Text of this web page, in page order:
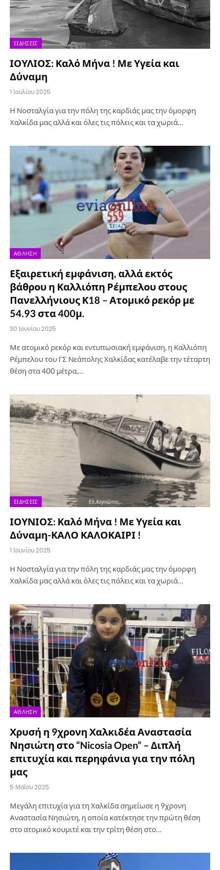
ΕΙΔΉΣΕΙΣ
ΙΟΥΛΙΟΣ: Καλό Μήνα ! Με Υγεία και
Δύναμη
1 Ιουλίου 2025
Η Νοσταλγία για την πόλη της καρδιάς μας την όμορφη
Χαλκίδα μας αλλά και όλες τις πόλεις και τα χωριά…
ΆΘΛΗΣΗ
Εξαιρετική εμφάνιση, αλλά εκτός
βάθρου η Καλλιόπη Ρέμπελου στους
Πανελλήνιους Κ18 – Ατομικό ρεκόρ με
54.93 στα 400μ.
30 Ιουνίου 2025
Με ατομικό ρεκόρ και εντυπωσιακή εμφάνιση, η Καλλιόπη
Ρέμπελου του ΓΣ Νεάπολης Χαλκίδας κατέλαβε την τέταρτη
θέση στα 400 μέτρα,…
ΕΙΔΉΣΕΙΣ
ΙΟΥΝΙΟΣ: Καλό Μήνα ! Με Υγεία και
Δύναμη-ΚΑΛΟ ΚΑΛΟΚΑΙΡΙ !
1 Ιουνίου 2025
Η Νοσταλγία για την πόλη της καρδιάς μας την όμορφη
Χαλκίδα μας αλλά και όλες τις πόλεις και τα χωριά…
ΆΘΛΗΣΗ
Χρυσή η 9χρονη Χαλκιδέα Αναστασία
Νησιώτη στο “Nicosia Open” – Διπλή
επιτυχία και περηφάνια για την πόλη
μας
5 Μαΐου 2025
Μεγάλη επιτυχία για τη Χαλκίδα σημείωσε η 9χρονη
Αναστασία Νησιώτη, η οποία κατέκτησε την πρώτη θέση
στο ατομικό κουμιτέ και την τρίτη θέση στο…